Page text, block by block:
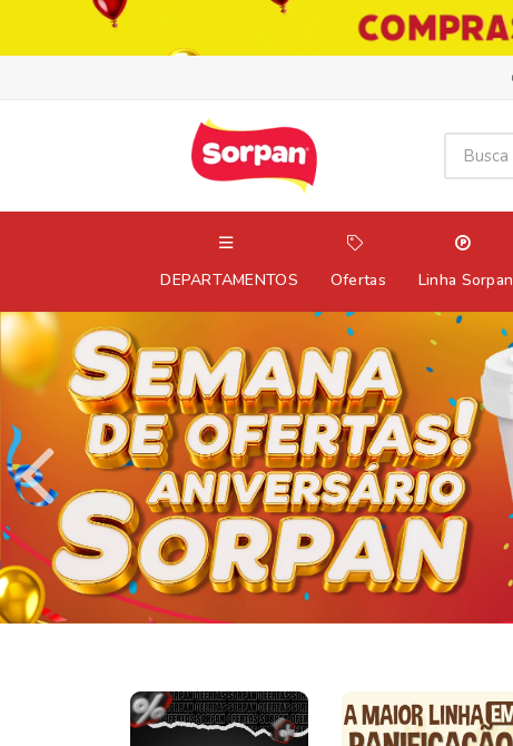
DEPARTAMENTOS Ofertas Linha Sorpan